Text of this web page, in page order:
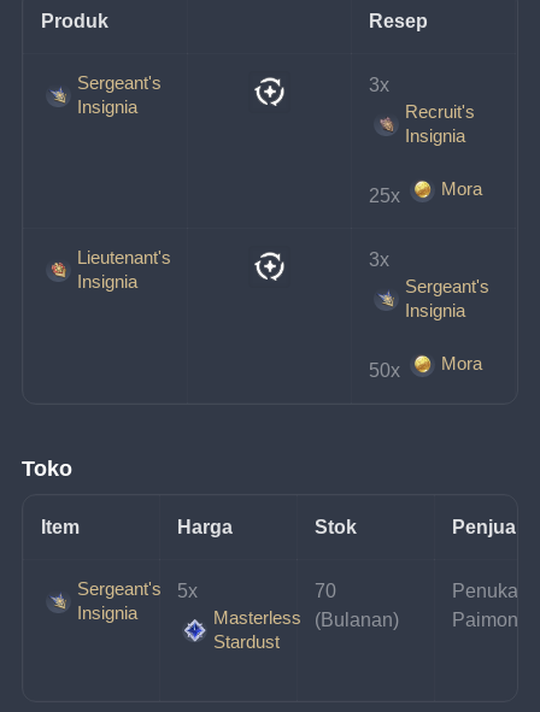
Produk Resep
Sergeant's
Insignia
3x
Recruit's
Insignia
25x Mora
Lieutenant's
Insignia
3x
Sergeant's
Insignia
50x Mora
Toko
Item Harga Stok Penjual
Sergeant's
Insignia
5x
Masterless
Stardust
70
(Bulanan)
Paimon